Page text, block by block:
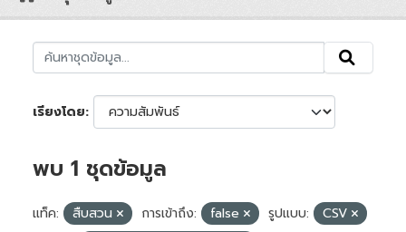
เรียงโดย
พบ 1 ชุดข้อมูล
แท็ค: สืบสวน การเข้าถึง: false รูปแบบ:
CSV